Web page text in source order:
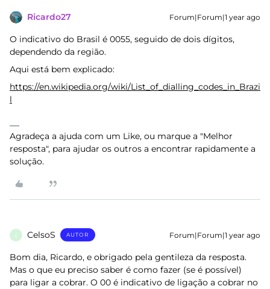
Ricardo27 Forum|Forum|1 year ago
O indicativo do Brasil é 0055, seguido de dois dígitos,
dependendo da região.
Aqui está bem explicado:
https://en.wikipedia.org/wiki/List_of_dialling_codes_in_Brazi
l
Agradeça a ajuda com um Like, ou marque a "Melhor
resposta", para ajudar os outros a encontrar rapidamente a
solução.
C CelsoS AUTOR Forum|Forum|1 year ago
Bom dia, Ricardo, e obrigado pela gentileza da resposta.
Mas o que eu preciso saber é como fazer (se é possível)
para ligar a cobrar. O 00 é indicativo de ligação a cobrar no